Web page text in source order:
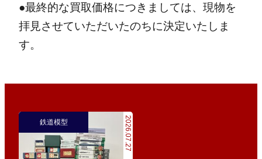
●最終的な買取価格につきましては、現物を
拝見させていただいたのちに決定いたしま
す。
2026.07.27
鉄道模型